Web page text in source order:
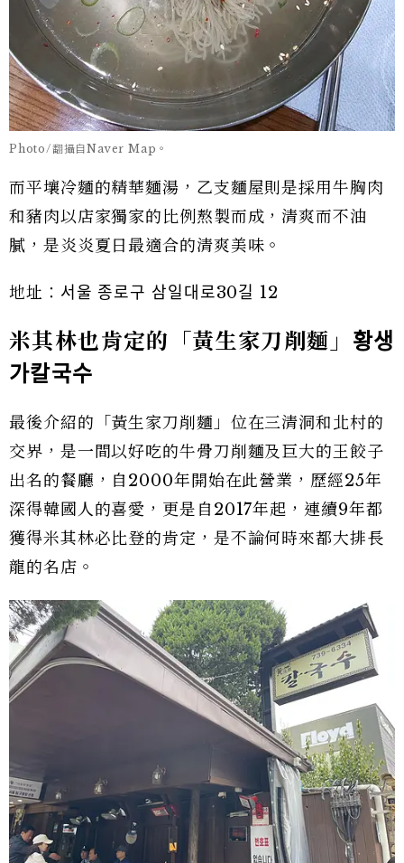
Photo/翻攝自Naver Map。
而平壤冷麵的精華麵湯，乙支麵屋則是採用牛胸肉
和豬肉以店家獨家的比例熬製而成，清爽而不油
膩，是炎炎夏日最適合的清爽美味。
地址：서울 종로구 삼일대로30길 12
米其林也肯定的「黃生家刀削麵」 황생
가칼국수
最後介紹的「黃生家刀削麵」位在三清洞和北村的
交界，是一間以好吃的牛骨刀削麵及巨大的王餃子
出名的餐廳，自2000年開始在此營業，歷經25年
深得韓國人的喜愛，更是自2017年起，連續9年都
獲得米其林必比登的肯定，是不論何時來都大排長
龍的名店。